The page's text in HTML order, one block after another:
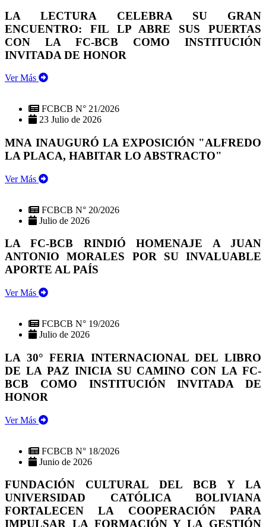
LA LECTURA CELEBRA SU GRAN
ENCUENTRO: FIL LP ABRE SUS PUERTAS
CON LA FC-BCB COMO INSTITUCIÓN
INVITADA DE HONOR
Ver Más
FCBCB N° 21/2026
23 Julio de 2026
MNA INAUGURÓ LA EXPOSICIÓN "ALFREDO
LA PLACA, HABITAR LO ABSTRACTO"
Ver Más
FCBCB N° 20/2026
Julio de 2026
LA FC-BCB RINDIÓ HOMENAJE A JUAN
ANTONIO MORALES POR SU INVALUABLE
APORTE AL PAÍS
Ver Más
FCBCB N° 19/2026
Julio de 2026
LA 30° FERIA INTERNACIONAL DEL LIBRO
DE LA PAZ INICIA SU CAMINO CON LA FC-
BCB COMO INSTITUCIÓN INVITADA DE
HONOR
Ver Más
FCBCB N° 18/2026
Junio de 2026
FUNDACIÓN CULTURAL DEL BCB Y LA
UNIVERSIDAD CATÓLICA BOLIVIANA
FORTALECEN LA COOPERACIÓN PARA
IMPULSAR LA FORMACIÓN Y LA GESTIÓN